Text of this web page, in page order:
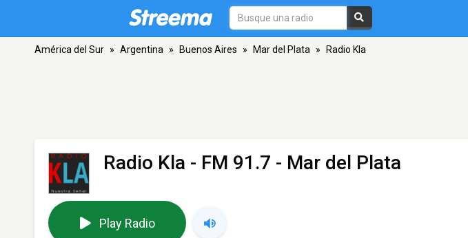
América del Sur » Argentina » Buenos Aires » Mar del Plata » Radio Kla
Radio Kla - FM 91.7 - Mar del Plata
Play Radio